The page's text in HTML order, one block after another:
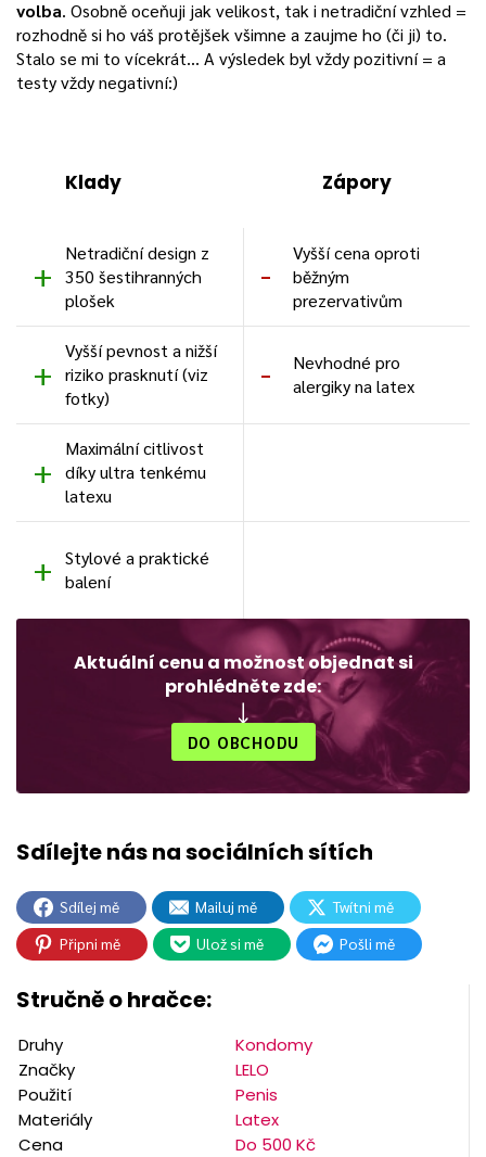
volba. Osobně oceňuji jak velikost, tak i netradiční vzhled =
rozhodně si ho váš protějšek všimne a zaujme ho (či ji) to.
Stalo se mi to vícekrát… A výsledek byl vždy pozitivní = a
testy vždy negativní:)
Klady Zápory
Netradiční design z
350 šestihranných
plošek
Vyšší cena oproti
běžným
prezervativům
Vyšší pevnost a nižší
riziko prasknutí (viz
fotky)
Nevhodné pro
alergiky na latex
Maximální citlivost
díky ultra tenkému
latexu
Stylové a praktické
balení
Aktuální cenu a možnost objednat si
prohlédněte zde:
DO OBCHODU
Sdílej mě Mailuj mě
Twítni mě
Připni mě
Ulož si mě Pošli mě
Stručně o hračce:
Druhy
Kondomy
Značky
LELO
Použití
Penis
Materiály
Latex
Cena
Do 500 Kč